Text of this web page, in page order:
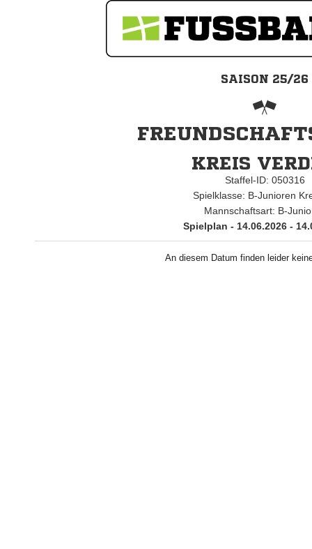
SAISON 25/26
KREIS
Staffel-ID: 050316
Spielklasse: B-Junioren
Mannschaftsart: B-
Spielplan - 14.06.2026 -
An diesem Datum finden leider